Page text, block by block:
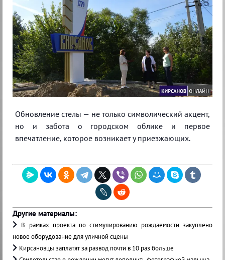
Обновление стелы — не только символический акцент,
но и забота о городском облике и первое
впечатление, которое возникает у приезжающих.
Другие материалы:
В рамках проекта по стимулированию рождаемости закуплено
новое оборудование для уличной сцены
Кирсановцы заплатят за развод почти в 10 раз больше